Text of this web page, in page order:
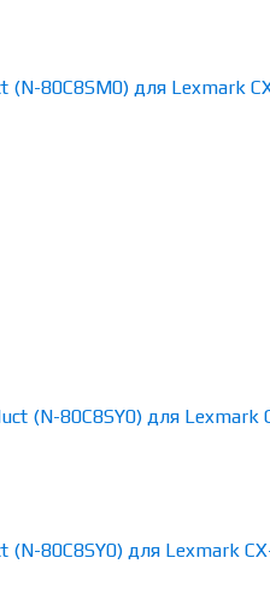
80C8SM0) для Lexmark
80C8SY0) для Lexmark